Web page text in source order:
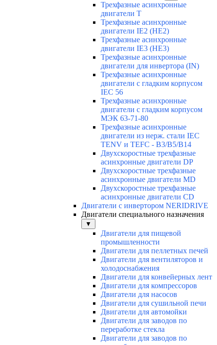
Трехфазные асинхронные
двигатели Т
Трехфазные асинхронные
двигатели IE2 (HE2)
Трехфазные асинхронные
двигатели IE3 (HE3)
Трехфазные асинхронные
двигатели для инвертора (IN)
Трехфазные асинхронные
двигатели с гладким корпусом
IEC 56
Трехфазные асинхронные
двигатели с гладким корпусом
МЭК 63-71-80
Трехфазные асинхронные
двигатели из нерж. стали IEC
TENV и TEFC - B3/B5/B14
Двухскоростные трехфазные
асинхронные двигатели DP
Двухскоростные трехфазные
асинхронные двигатели МD
Двухскоростные трехфазные
асинхронные двигатели СD
Двигатели с инвертором NERIDRIVE
Двигатели специального назначения
▼
Двигатели для пищевой
промышленности
Двигатели для пеллетных печей
Двигатели для вентиляторов и
холодоснабжения
Двигатели для конвейерных лент
Двигатели для компрессоров
Двигатели для насосов
Двигатели для сушильной печи
Двигатели для автомойки
Двигатели для заводов по
переработке стекла
Двигатели для заводов по